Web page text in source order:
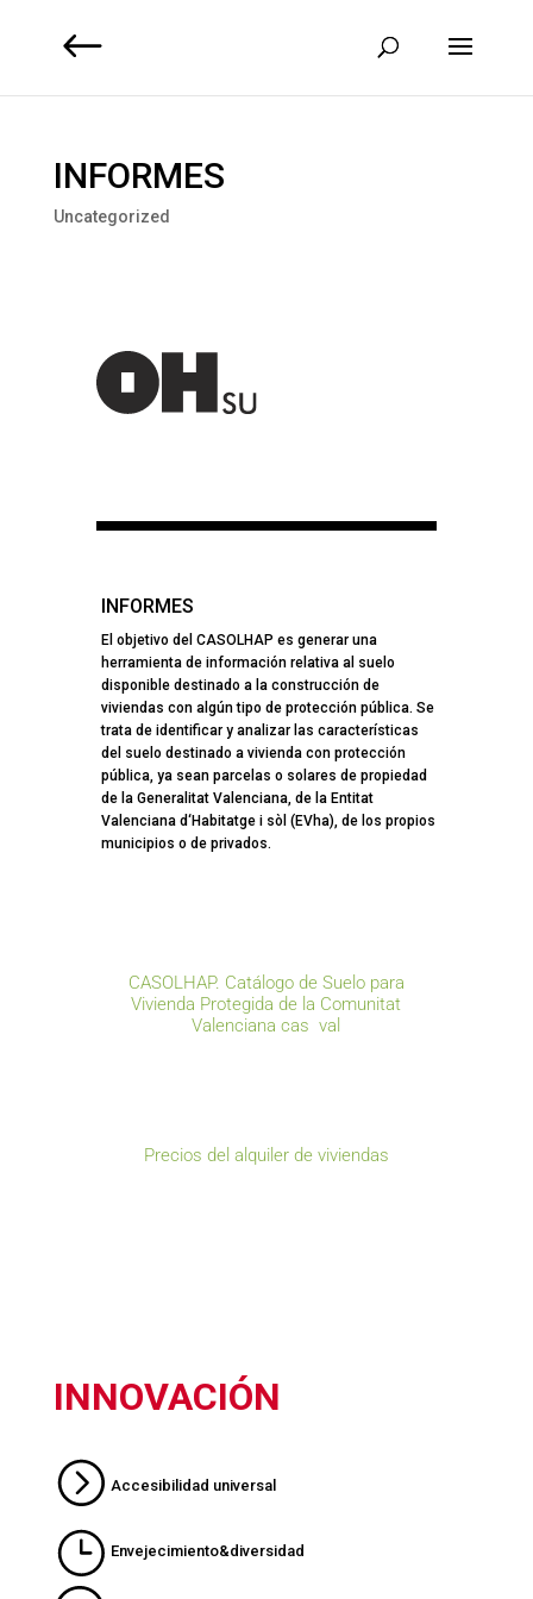
INFORMES
Uncategorized
INFORMES
El objetivo del CASOLHAP es generar una
herramienta de información relativa al suelo
disponible destinado a la construcción de
viviendas con algún tipo de protección pública. Se
trata de identificar y analizar las características
del suelo destinado a vivienda con protección
pública, ya sean parcelas o solares de propiedad
de la Generalitat Valenciana, de la Entitat
Valenciana d‘Habitatge i sòl (EVha), de los propios
municipios o de privados.
CASOLHAP. Catálogo de Suelo para
Vivienda Protegida de la Comunitat
Valencianacas val
Precios del alquiler de viviendas
INNOVACIÓN
Accesibilidad universal
Envejecimiento&diversidad